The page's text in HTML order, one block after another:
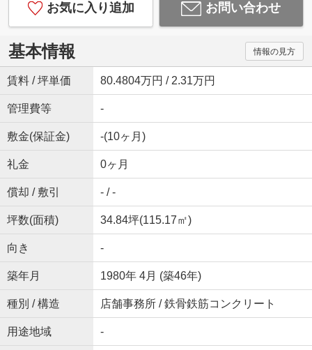
お気に入り追加 お問い合わせ
基本情報 情報の見方
賃料 / 坪単価 80.4804万円 / 2.31万円
管理費等 -
敷金(保証金) -(10ヶ月)
礼金 0ヶ月
償却 / 敷引 - / -
坪数(面積) 34.84坪(115.17㎡)
向き -
築年月 1980年 4月 (築46年)
種別 / 構造 店舗事務所 / 鉄骨鉄筋コンクリート
用途地域 -